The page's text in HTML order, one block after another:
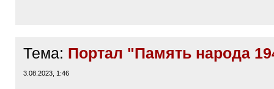
Тема: Портал "Память народа
3.08.2023, 1:46